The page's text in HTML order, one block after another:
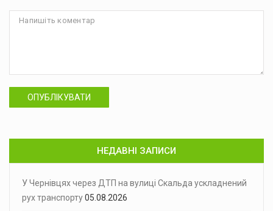
ОПУБЛІКУВАТИ
НЕДАВНІ ЗАПИСИ
У Чернівцях через ДТП на вулиці Скальда ускладнений
рух транспорту05.08.2026